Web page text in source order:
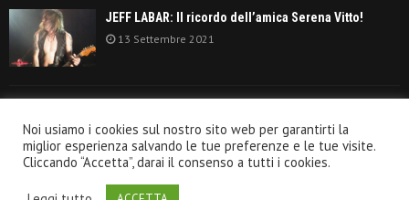
JEFF LABAR: Il ricordo dell’amica Serena Vitto!
13 Settembre 2021
settanta’!
30 Giugno 2021
Noi usiamo i cookies sul nostro sito web per garantirti la
miglior esperienza salvando le tue preferenze e le tue visite.
Cliccando “Accetta”, darai il consenso a tutti i cookies.